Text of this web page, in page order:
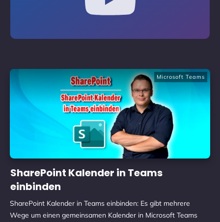
Microsoft Teams
SharePoint Kalender in Teams
einbinden
SharePoint Kalender in Teams einbinden: Es gibt mehrere
Wege um einen gemeinsamen Kalender in Microsoft Teams